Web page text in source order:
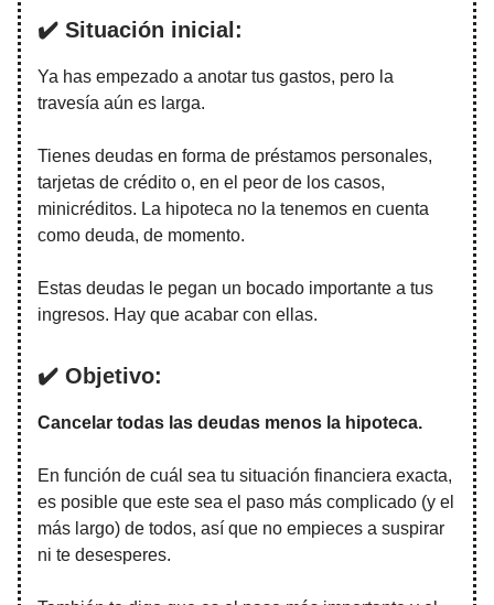
✔️ Situación inicial:
Ya has empezado a anotar tus gastos, pero la
travesía aún es larga.
Tienes deudas en forma de préstamos personales,
tarjetas de crédito o, en el peor de los casos,
minicréditos. La hipoteca no la tenemos en cuenta
como deuda, de momento.
Estas deudas le pegan un bocado importante a tus
ingresos. Hay que acabar con ellas.
✔️ Objetivo:
Cancelar todas las deudas menos la hipoteca.
En función de cuál sea tu situación financiera exacta,
es posible que este sea el paso más complicado (y el
más largo) de todos, así que no empieces a suspirar
ni te desesperes.